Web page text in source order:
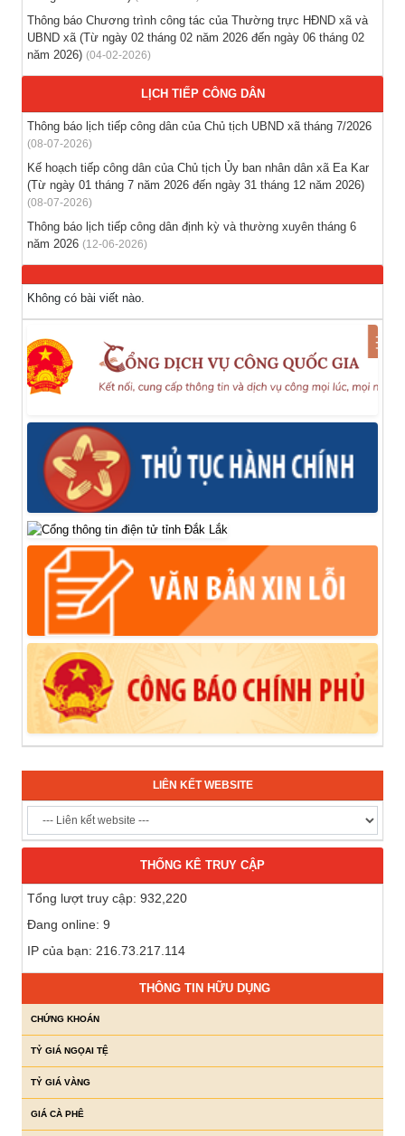
trong tỉnh
(03-08-2026)
Thông báo tuyển lao động Việt Nam vào các vị trí dự kiến
tuyển dụng người lao động nước ngoài
(28-07-2026)
Thông báo Chương trình công tác của Thường trực HĐND xã và
UBND xã (Từ ngày 02 tháng 02 năm 2026 đến ngày 06 tháng 02
năm 2026) (04-02-2026)
LỊCH TIẾP CÔNG DÂN
Thông báo lịch tiếp công dân của Chủ tịch UBND xã tháng 7/2026
(08-07-2026)
Kế hoạch tiếp công dân của Chủ tịch Ủy ban nhân dân xã Ea Kar
(Từ ngày 01 tháng 7 năm 2026 đến ngày 31 tháng 12 năm 2026)
(08-07-2026)
Thông báo lịch tiếp công dân định kỳ và thường xuyên tháng 6
năm 2026 (12-06-2026)
Không có bài viết nào.
LIÊN KẾT WEBSITE
THỐNG KÊ TRUY CẬP
Tổng lượt truy cập: 932,220
Đang online: 9
IP của bạn: 216.73.217.114
THÔNG TIN HỮU DỤNG
CHỨNG KHOÁN
TỶ GIÁ NGỌAI TỆ
TỶ GIÁ VÀNG
GIÁ CÀ PHÊ